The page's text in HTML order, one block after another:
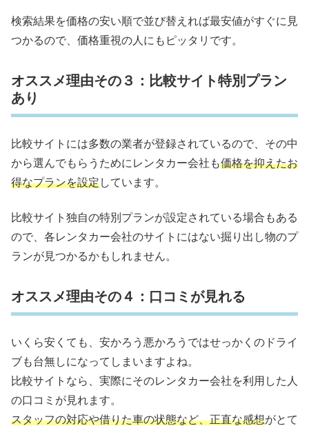
検索結果を価格の安い順で並び替えれば最安値がすぐに見
つかるので、価格重視の人にもピッタリです。
オススメ理由その３：比較サイト特別プラン
あり
比較サイトには多数の業者が登録されているので、その中
から選んでもらうためにレンタカー会社も価格を抑えたお
得なプランを設定しています。
比較サイト独自の特別プランが設定されている場合もある
ので、各レンタカー会社のサイトにはない掘り出し物のプ
ランが見つかるかもしれません。
オススメ理由その４：口コミが見れる
いくら安くても、安かろう悪かろうではせっかくのドライ
ブも台無しになってしまいますよね。
比較サイトなら、実際にそのレンタカー会社を利用した人
の口コミが見れます。
スタッフの対応や借りた車の状態など、正直な感想がとて